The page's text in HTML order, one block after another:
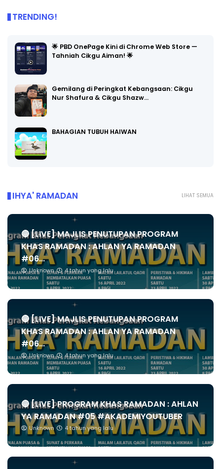
TRENDING!
🌟 PBD OnePage Kini di Chrome Web Store —
Tahniah Cikgu Aiman! 🌟
Gemilang di Peringkat Kebangsaan: Cikgu
Nur Shafura & Cikgu Shazw…
BAHAGIAN TUBUH HAIWAN
LIHAT SEMUA
IHYA' RAMADAN
🔴 [LIVE] MAJLIS PENUTUPAN PROGRAM
KHAS RAMADAN : AHLAN YA RAMADAN
#06...
Unknown 4 tahun yang lalu
🔴 [LIVE] MAJLIS PENUTUPAN PROGRAM
KHAS RAMADAN : AHLAN YA RAMADAN
#06...
Unknown 4 tahun yang lalu
🔴 [LIVE] PROGRAM KHAS RAMADAN : AHLAN
YA RAMADAN #05 #AKADEMIYOUTUBER
Unknown 4 tahun yang lalu